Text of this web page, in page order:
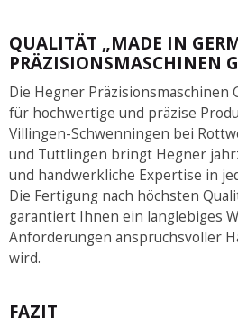
QUALITÄT „MADE IN
PRÄZISIONSMASCHINEN
Die Hegner
für hochwertige und präzise
Villingen-Schwenningen bei
und Tuttlingen bringt Hegner
und handwerkliche Expertise in
Die Fertigung nach höchsten
garantiert Ihnen ein langlebiges
Anforderungen anspruchsvoller
wird.
FAZIT